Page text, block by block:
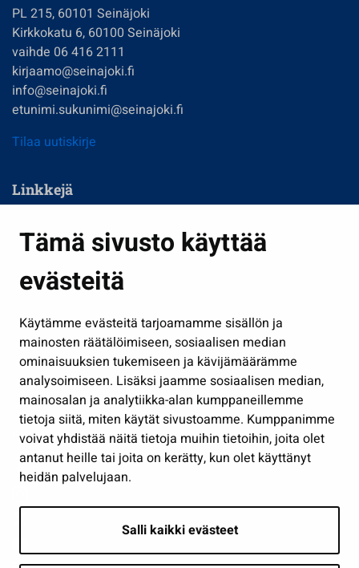
Tämä sivusto käyttää
evästeitä
Käytämme evästeitä tarjoamamme sisällön ja
mainosten räätälöimiseen, sosiaalisen median
ominaisuuksien tukemiseen ja kävijämäärämme
analysoimiseen. Lisäksi jaamme sosiaalisen median,
mainosalan ja analytiikka-alan kumppaneillemme
tietoja siitä, miten käytät sivustoamme. Kumppanimme
voivat yhdistää näitä tietoja muihin tietoihin, joita olet
antanut heille tai joita on kerätty, kun olet käyttänyt
heidän palvelujaan.
Salli kaikki evästeet
PL 215, 60101 Seinäjoki
Kirkkokatu 6, 60100 Seinäjoki
vaihde 06 416 2111
kirjaamo@seinajoki.fi
info@seinajoki.fi
etunimi.sukunimi@seinajoki.fi
Tilaa uutiskirje
Linkkejä
Kasvatus ja opetus
Kulttuuri ja liikunta
Työ ja yrittäminen
Osallistu ja asioi
Näytä omat evästeasetukseni
Seuraa meitä